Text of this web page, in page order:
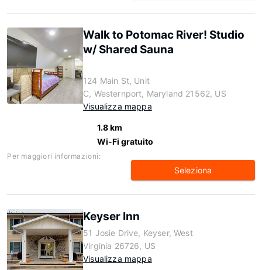
Walk to Potomac River! Studio
w/ Shared Sauna
124 Main St, Unit
C, Westernport, Maryland 21562, US
Visualizza mappa
1.8 km
Wi-Fi gratuito
Per maggiori informazioni:
Seleziona
Keyser Inn
51 Josie Drive, Keyser, West
Virginia 26726, US
Visualizza mappa